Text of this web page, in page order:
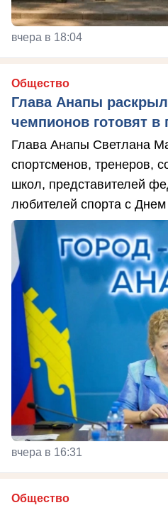
вчера в 18:04
Общество
Глава Анапы
чемпионов готовят в
Глава Анапы Светлана
спортсменов, тренеров,
школ, представителей
любителей спорта с Днем
вчера в 16:31
Общество